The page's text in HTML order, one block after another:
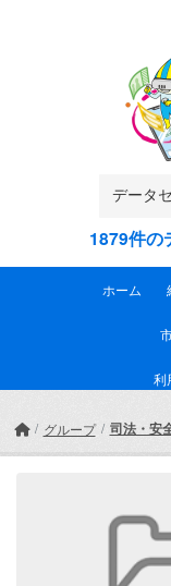
1879件の
ホーム
利
グループ 司法・安